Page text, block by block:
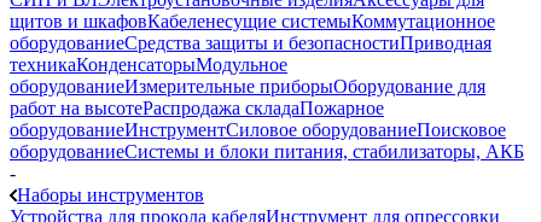
щитов и шкафовКабеленесущие системыКоммутационное
оборудованиеСредства защиты и безопасностиПриводная
техникаКонденсаторыМодульное
оборудованиеИзмерительные приборыОборудование для
работ на высотеРаспродажа складаПожарное
оборудованиеИнструментСиловое оборудованиеПоисковое
оборудованиеСистемы и блоки питания, стабилизаторы, АКБ
-
Наборы инструментов
Устройства для прокола кабеляИнструмент для опрессовки